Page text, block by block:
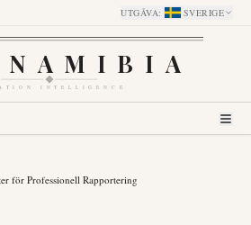
UTGÅVA: SVERIGE
INTELLIGENCE
för Professionell Rapportering